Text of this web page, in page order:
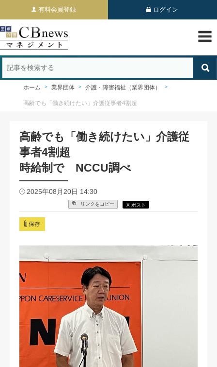
有料会員登録 ログイン
ホーム 業界団体 介護・障害福祉（業界団体）
高齢でも「働き続けたい」介護従事者4割超
高齢でも「働き続けたい」介護従
事者4割超
時給制で NCCU調べ
2025年08月20日 14:30
リンクをコピー X ポスト
保存